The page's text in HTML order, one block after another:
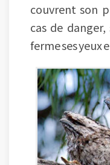
couvrent son
cas de
ferme ses yeux